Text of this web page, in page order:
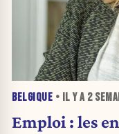
BELGIQUE • IL Y A 2
Emploi : les